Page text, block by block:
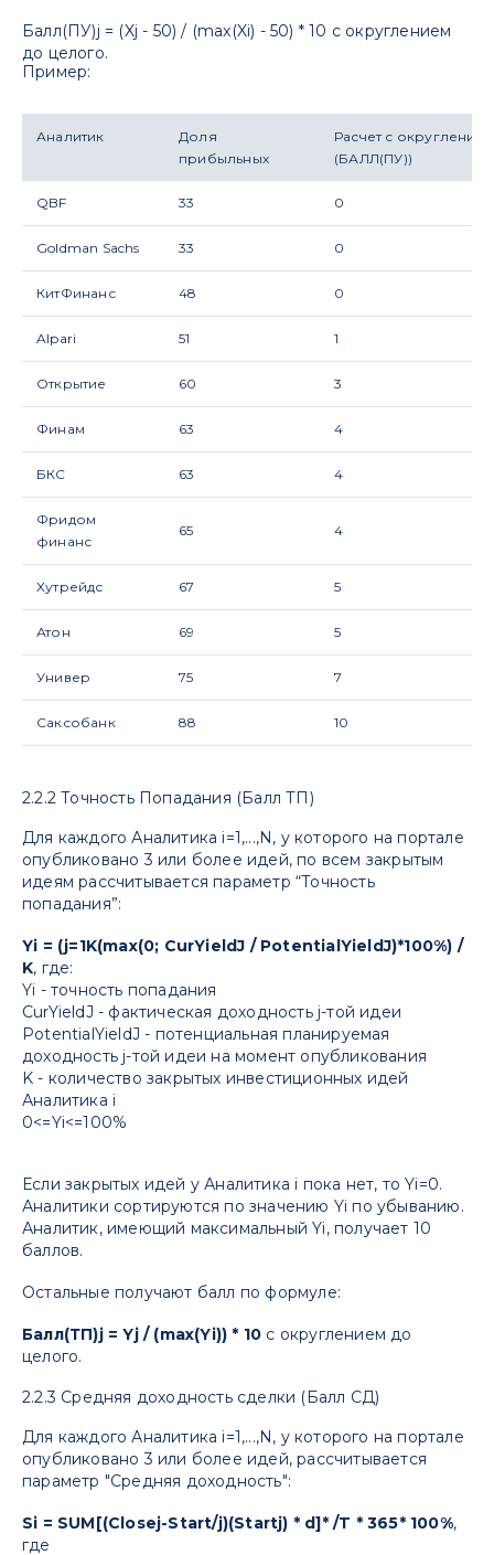
Балл(ПУ)j = (Xj - 50) / (max(Xi) - 50) * 10 с округлением
до целого.
Пример:
Аналитик
Доля
прибыльных
Расчет с
(БАЛЛ(ПУ))
QBF 33 0
Goldman Sachs 33 0
КитФинанс 48 0
Alpari 51 1
Открытие 60 3
Финам 63 4
БКС 63 4
Фридом
финанс
65 4
Хутрейдс 67 5
Атон 69 5
Универ 75 7
Саксобанк 88 10
2.2.2 Точность Попадания (Балл ТП)
Для каждого Аналитика i=1,...,N, у которого на портале
опубликовано 3 или более идей, по всем закрытым
идеям рассчитывается параметр “Точность
попадания”:
Yi = (j=1K(max(0; CurYieldJ / PotentialYieldJ)*100%) /
K, где:
Yi - точность попадания
CurYieldJ - фактическая доходность j-той идеи
PotentialYieldJ - потенциальная планируемая
доходность j-той идеи на момент опубликования
K - количество закрытых инвестиционных идей
Аналитика i
0<=Yi<=100%
Если закрытых идей у Аналитика i пока нет, то Yi=0.
Аналитики сортируются по значению Yi по убыванию.
Аналитик, имеющий максимальный Yi, получает 10
баллов.
Остальные получают балл по формуле:
Балл(ТП)j = Yj / (max(Yi)) * 10 с округлением до
целого.
2.2.3 Средняя доходность сделки (Балл СД)
Для каждого Аналитика i=1,...,N, у которого на портале
опубликовано 3 или более идей, рассчитывается
параметр "Средняя доходность":
Si = SUM[(Closej-Start/j)(Startj) * d]* /T * 365* 100%,
где